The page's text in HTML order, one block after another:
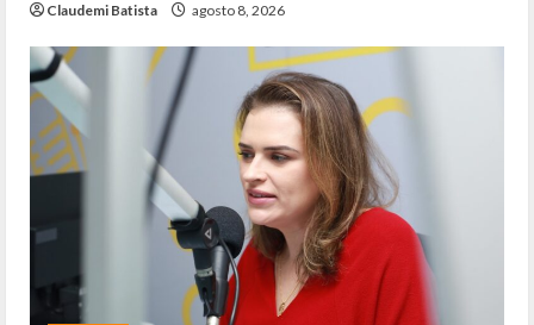
Claudemi Batista agosto 8, 2026